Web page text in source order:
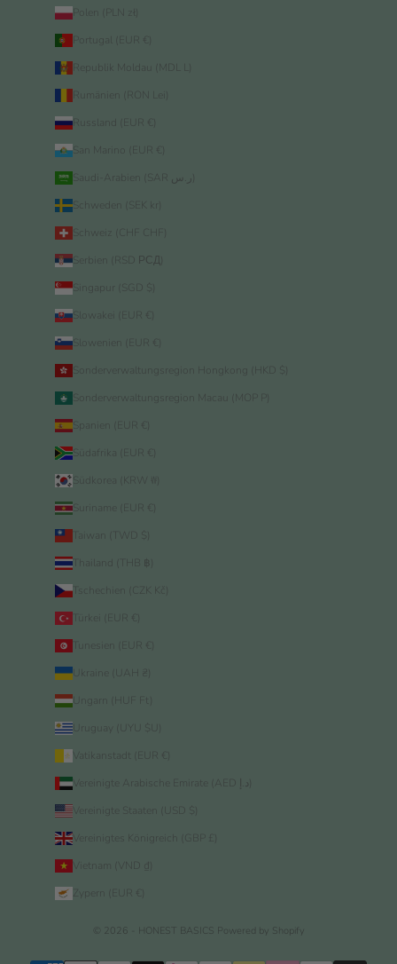
Polen (PLN zł)
Portugal (EUR €)
Republik Moldau (MDL L)
Rumänien (RON Lei)
Russland (EUR €)
San Marino (EUR €)
Schweden (SEK kr)
Schweiz (CHF CHF)
Serbien (RSD РСД)
Singapur (SGD $)
Slowakei (EUR €)
Slowenien (EUR €)
Sonderverwaltungsregion Hongkong (HKD $)
Sonderverwaltungsregion Macau (MOP P)
Spanien (EUR €)
Südafrika (EUR €)
Südkorea (KRW ₩)
Suriname (EUR €)
Taiwan (TWD $)
Thailand (THB ฿)
Tschechien (CZK Kč)
Türkei (EUR €)
Tunesien (EUR €)
Ukraine (UAH ₴)
Ungarn (HUF Ft)
Uruguay (UYU $U)
Vatikanstadt (EUR €)
Vereinigte Staaten (USD $)
Vereinigtes Königreich (GBP £)
Vietnam (VND ₫)
Zypern (EUR €)
© 2026 - HONEST BASICS Powered by Shopify